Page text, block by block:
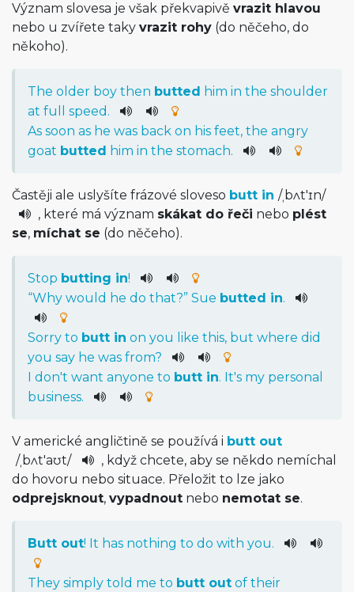
Význam slovesa je však překvapivě vrazit hlavou
nebo u zvířete taky vrazit rohy (do něčeho, do
někoho).
The older boy then butted him in the shoulder
at full speed .
As soon as he was back on his feet, the angry
goat butted him in the stomach.
Častěji ale uslyšíte frázové sloveso butt in / ˌbʌt'ɪn/
, které má význam skákat do řeči nebo plést
se, míchat se (do něčeho).
Stop butting in!
“Why would he do that?” Sue butted in.
Sorry to butt in on you like this, but where did
you say he was from?
don't want anyone to butt in. It's my personal
business.
V americké angličtině se používá i butt out
/ ˌbʌt'aʊt/
, když chcete, aby se někdo nemíchal
do hovoru nebo situace. Přeložit to lze jako
odprejsknout, vypadnout nebo nemotat se.
Butt out! It has nothing to do with you.
They simply told me to butt out of their